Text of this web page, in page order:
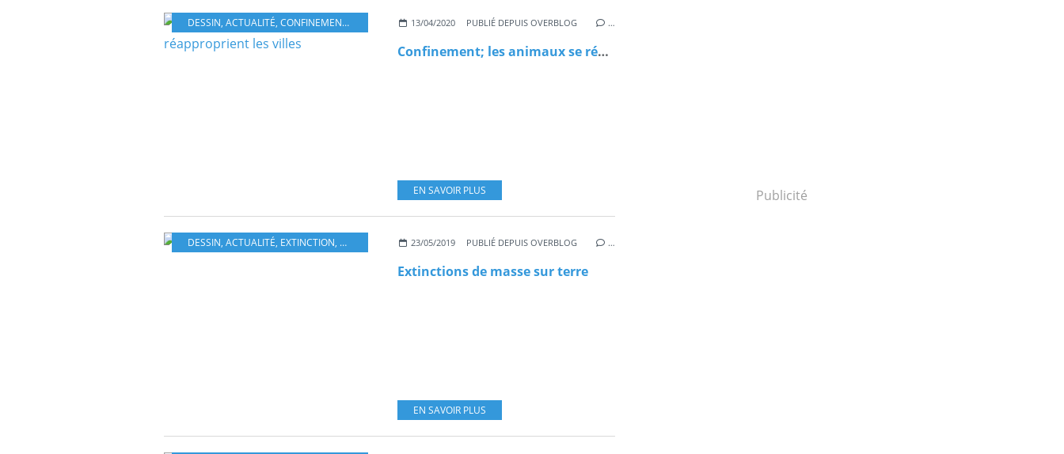
DESSIN, ACTUALITÉ, CONFINEMENT , CORONAVIRUS,COVID19 ANIMAUX,NATURE,VILLE ENVIRONNEMENT
13/04/2020 PUBLIÉ DEPUIS OVERBLOG …
Confinement; les animaux se réapproprient les villes
EN SAVOIR PLUS
DESSIN, ACTUALITÉ, EXTINCTION, MASSE TERRE, ANIMAUX, DISPARITION,2019
23/05/2019 PUBLIÉ DEPUIS OVERBLOG …
Extinctions de masse sur terre
EN SAVOIR PLUS
Publicité